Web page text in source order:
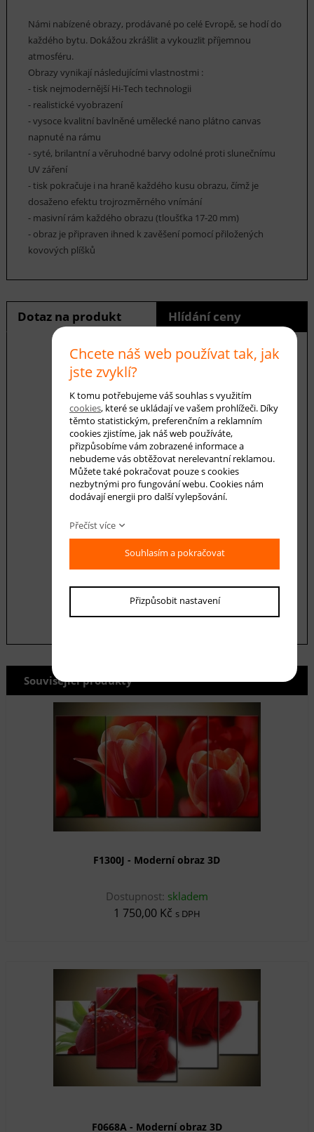
Námi nabízené obrazy, prodávané po celé Evropě, se hodí do
každého bytu. Dokážou zkrášlit a vykouzlit příjemnou
atmosféru.
Obrazy vynikají následujícími vlastnostmi :
- tisk nejmodernější Hi-Tech technologii
- realistické vyobrazení
- vysoce kvalitní bavlněné umělecké nano plátno canvas
napnuté na rámu
- syté, brilantní a věruhodné barvy odolné proti slunečnímu
UV záření
- tisk pokračuje i na hraně každého kusu obrazu, čímž je
dosaženo efektu trojrozměrného vnímání
- masivní rám každého obrazu (tloušťka 17-20 mm)
- obraz je připraven ihned k zavěšení pomocí přiložených
kovových plíšků
Dotaz na produkt Hlídání ceny
Váš dotaz
Souhlasím se zásadami ochranyosobních
údajů
odeslat
Související produkty
F1300J - Moderní obraz 3D
Dostupnost: skladem
1 750,00 Kč s DPH
F0668A - Moderní obraz 3D
Chcete náš web používat tak, jak
jste zvyklí?
K tomu potřebujeme váš souhlas s využitím
cookies, které se ukládají ve vašem prohlížeči. Díky
těmto statistickým, preferenčním a reklamním
cookies zjistíme, jak náš web používáte,
přizpůsobíme vám zobrazené informace a
nebudeme vás obtěžovat nerelevantní reklamou.
Můžete také pokračovat pouze s cookies
nezbytnými pro fungování webu. Cookies nám
dodávají energii pro další vylepšování.
Přečíst více
Souhlasím a pokračovat
Přizpůsobit nastavení